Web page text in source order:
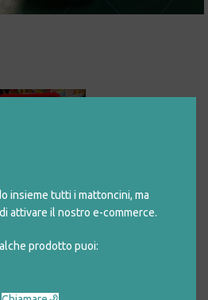
insieme tutti i mattoncini, ma
attivare il nostro e-commerce.
prodotto puoi:
computer